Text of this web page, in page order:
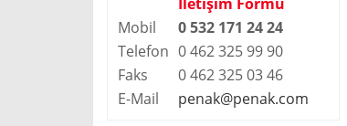
Mobil
0 532 171 24 24
Telefon 0 462 325 99 90
Faks
0 462 325 03 46
E-Mail
penak@penak.com